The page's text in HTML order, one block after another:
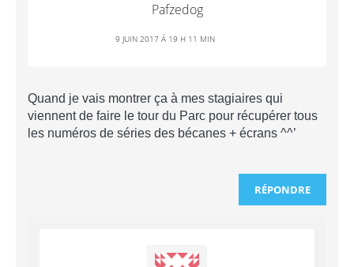
Pafzedog
9 JUIN 2017 Á 19 H 11 MIN
Quand je vais montrer ça à mes stagiaires qui
viennent de faire le tour du Parc pour récupérer tous
les numéros de séries des bécanes + écrans ^^’
RÉPONDRE